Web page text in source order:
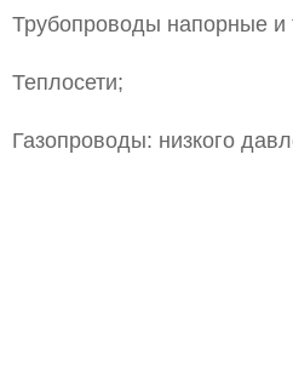
Трубопроводы напорные и
Теплосети;
Газопроводы: низкого